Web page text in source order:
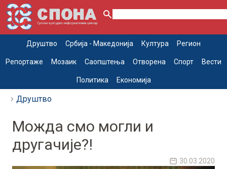
Друштво Србија - Македонија Култура Регион
Репортаже Мозаик Саопштења Отворена Спорт Вести
Политика Економија
Друштво
Можда смо могли и
другачије?!
30.03.2020